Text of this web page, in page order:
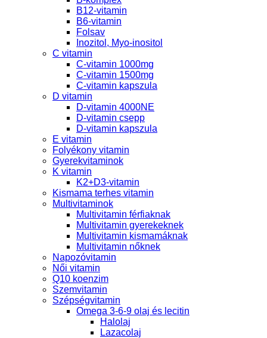
B12-vitamin
B6-vitamin
Folsav
Inozitol, Myo-inositol
C vitamin
C-vitamin 1000mg
C-vitamin 1500mg
C-vitamin kapszula
D vitamin
D-vitamin 4000NE
D-vitamin csepp
D-vitamin kapszula
E vitamin
Folyékony vitamin
Gyerekvitaminok
K vitamin
K2+D3-vitamin
Kismama terhes vitamin
Multivitaminok
Multivitamin férfiaknak
Multivitamin gyerekeknek
Multivitamin kismamáknak
Multivitamin nőknek
Napozóvitamin
Női vitamin
Q10 koenzim
Szemvitamin
Szépségvitamin
Omega 3-6-9 olaj és lecitin
Halolaj
Lazacolaj